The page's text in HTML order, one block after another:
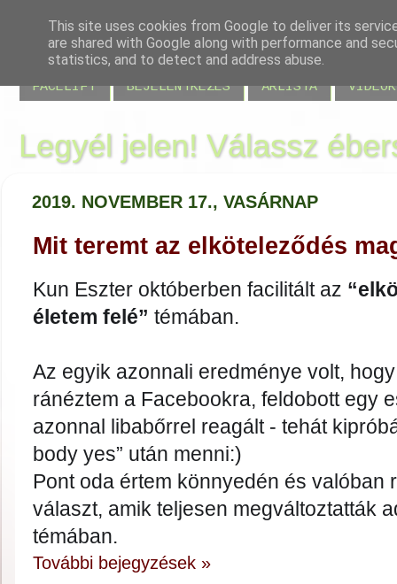
BLOG JELENLÉT VISSZAJELZÉSEK
FACELIFT
BEJELENTKEZÉS ÁRLISTA VIDEÓK
Legyél jelen! Válassz
2019. NOVEMBER 17., VASÁRNAP
Mit teremt az elköteleződés
Kun Eszter októberben facilitált az
életem felé” témában.
Az egyik azonnali eredménye volt,
ránéztem a Facebookra, feldobott egy
azonnal libabőrrel reagált - tehát
body yes” után menni:)
Pont oda értem könnyedén és valóban
választ, amik teljesen megváltoztatták
témában.
További bejegyzések »
This site uses cookies from Google to deliver its
are shared with Google along with performance and
statistics, and to detect and address abuse.